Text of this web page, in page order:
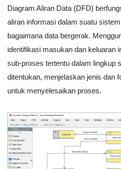
Diagram Aliran Data (DFD)
aliran informasi dalam suatu
bagaimana data bergerak.
identifikasi masukan dan keluaran
sub-proses tertentu dalam lingkup
ditentukan, menjelaskan jenis dan
untuk menyelesaikan proses.